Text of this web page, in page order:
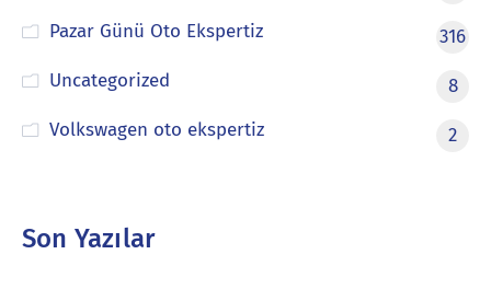
Pazar Günü Oto Ekspertiz
316
Uncategorized
8
Volkswagen oto ekspertiz
2
Son Yazılar